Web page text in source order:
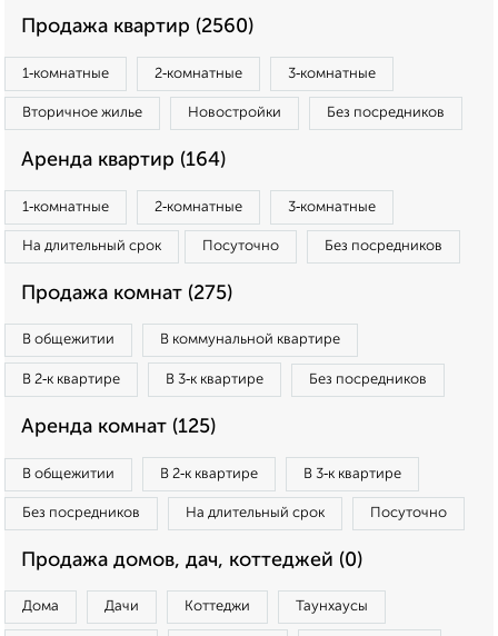
Продажа квартир (2560)
1‑комнатные 2‑комнатные 3‑комнатные
Вторичное жилье Новостройки Без посредников
Аренда квартир (164)
1‑комнатные 2‑комнатные 3‑комнатные
На длительный срок Посуточно Без посредников
Продажа комнат (275)
В общежитии В коммунальной квартире
В 2‑к квартире В 3‑к квартире Без посредников
Аренда комнат (125)
В общежитии В 2‑к квартире В 3‑к квартире
Без посредников На длительный срок Посуточно
Продажа домов, дач, коттеджей (0)
Дома Дачи Коттеджи Таунхаусы